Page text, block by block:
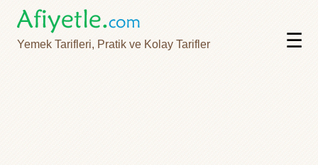
Yemek Tarifleri, Pratik ve Kolay Tarifler ☰